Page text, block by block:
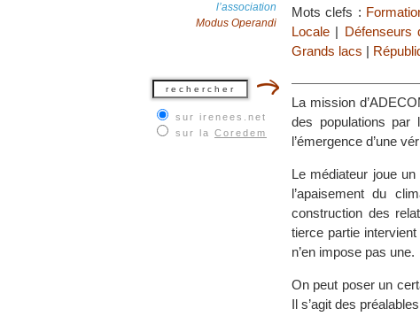
l’association
Modus Operandi
sur irenees.net
sur la Coredem
Mots clefs :
Locale | Défenseurs
Grands lacs |
La mission
des populations par
l’émergence d’une
Le médiateur joue
l’apaisement du
construction des
tierce partie
n’en impose pas une.
On peut poser un
Il s’agit des